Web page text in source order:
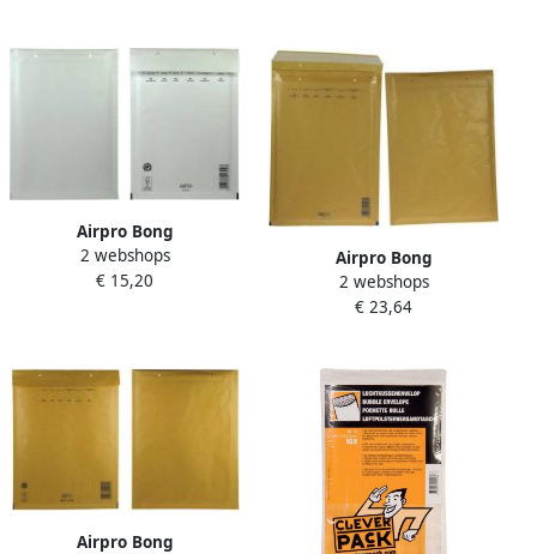
Airpro Bong
luchtkussenenveloppen ft
175 x 265 mm met
2 webshops
€ 15,20
Airpro Bong
luchtkussenenveloppen ft
230 x 340 mm met
2 webshops
€ 23,64
Airpro Bong